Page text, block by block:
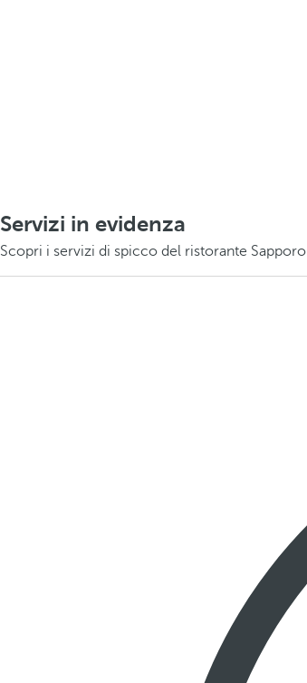
Servizi in evidenza
Scopri i servizi di spicco del ristorante Sapporo